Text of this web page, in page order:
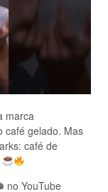
marca
café gelado. Mas
café de
no YouTube